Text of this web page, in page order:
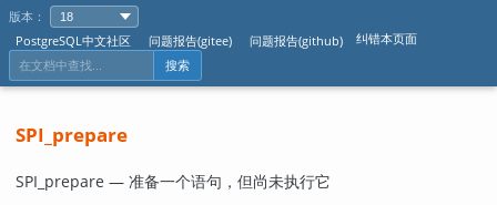
版本：
PostgreSQL中文社区
问题报告(gitee) 问题报告(github) 纠错本页面
搜索
SPI_prepare
SPI_prepare — 准备一个语句，但尚未执行它